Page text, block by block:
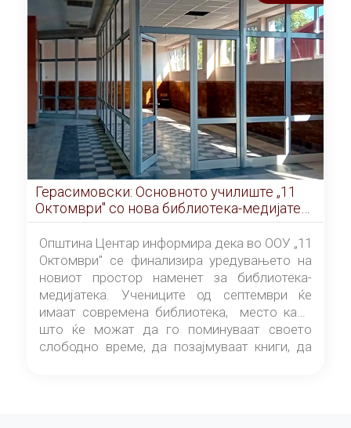
Герасимовски: Основното училиште „11
Октомври" со нова библиотека-медијатека
од септември
Општина Центар информира дека во ООУ „11
Октомври" се финализира уредувањето на
новиот простор наменет за библиотека-
медијатека. Учениците од септември ќе
имаат современа библиотека, место каде
што ќе можат да го поминуваат своето
слободно време, да позајмуваат книги, да